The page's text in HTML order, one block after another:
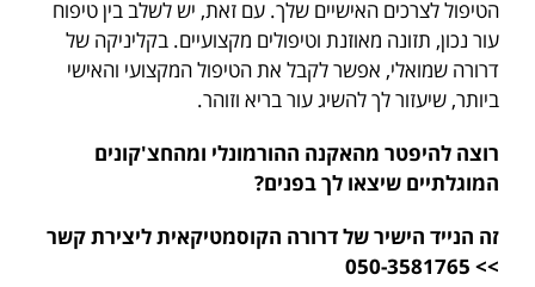
הטיפול לצרכים האישיים שלך. עם זאת, יש לשלב בין טיפוח
עור נכון, תזונה מאוזנת וטיפולים מקצועיים. בקליניקה של
דרורה שמואלי, אפשר לקבל את הטיפול המקצועי והאישי
ביותר, שיעזור לך להשיג עור בריא וזוהר.
רוצה להיפטר מהאקנה ההורמונלי ומהחצ'קונים
המוגלתיים שיצאו לך בפנים?
זה הנייד הישיר של דרורה הקוסמטיקאית ליצירת קשר
>> 050-3581765